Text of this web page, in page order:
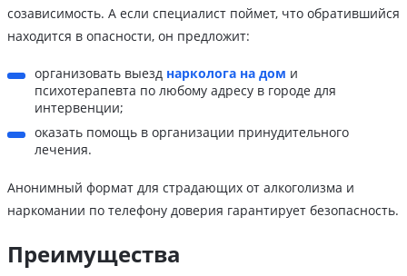
созависимость. А если специалист поймет, что обратившийся
находится в опасности, он предложит:
организовать выезд нарколога на дом и
психотерапевта по любому адресу в городе для
интервенции;
оказать помощь в организации принудительного
лечения.
Анонимный формат для страдающих от алкоголизма и
наркомании по телефону доверия гарантирует безопасность.
Преимущества